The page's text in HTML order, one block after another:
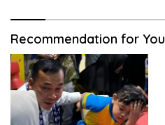
Recommendation for You